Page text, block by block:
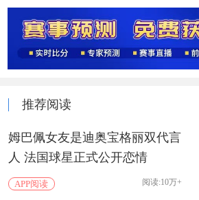
推荐阅读
姆巴佩女友是迪奥宝格丽双代言
人 法国球星正式公开恋情
APP阅读 阅读:10万+